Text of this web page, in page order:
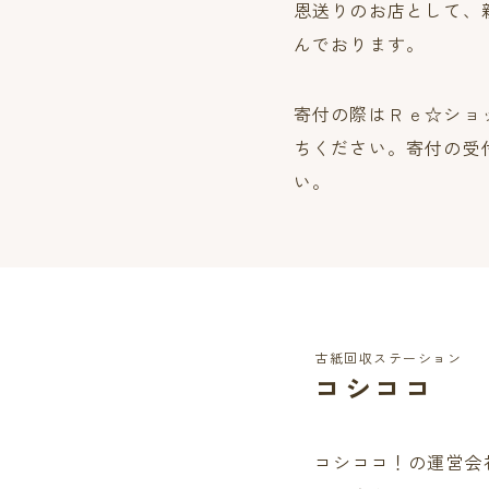
恩送りのお店として
んでおります。
寄付の際はＲｅ☆ショ
ちください。寄付の
い。
古紙回収ステーション
コシココ
コシココ！の運営